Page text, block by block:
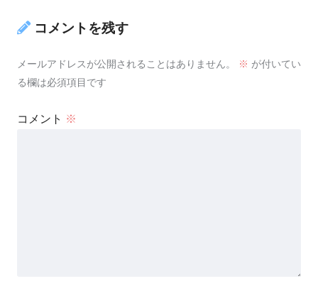
コメントを残す
メールアドレスが公開されることはありません。 ※ が付いてい
る欄は必須項目です
コメント ※